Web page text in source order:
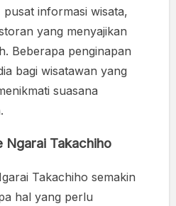
informasi wisata,
yang menyajikan
Beberapa penginapan
bagi wisatawan yang
suasana
Ngarai Takachiho
Takachiho semakin
hal yang perlu